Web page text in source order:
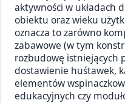
aktywności w układach
obiektu oraz wieku
oznacza to zarówno
zabawowe (w tym
rozbudowę istniejących
dostawienie huśtawek,
elementów
edukacyjnych czy